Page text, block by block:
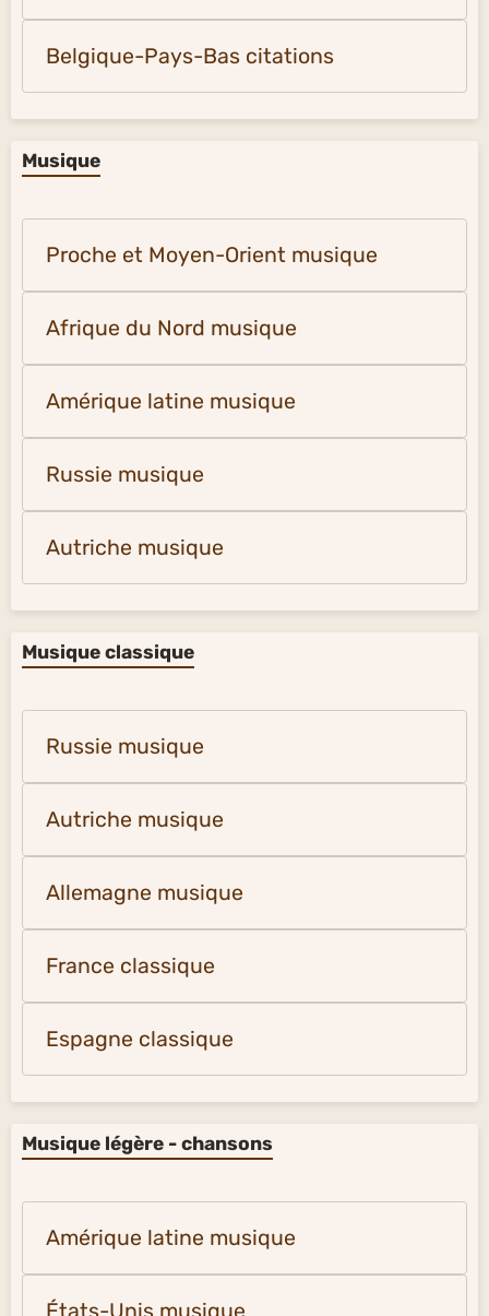
Belgique-Pays-Bas citations
Musique
Proche et Moyen-Orient musique
Afrique du Nord musique
Amérique latine musique
Russie musique
Autriche musique
Musique classique
Russie musique
Autriche musique
Allemagne musique
France classique
Espagne classique
Musique légère - chansons
Amérique latine musique
États-Unis musique